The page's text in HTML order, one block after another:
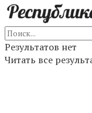
Результатов нет
Читать все